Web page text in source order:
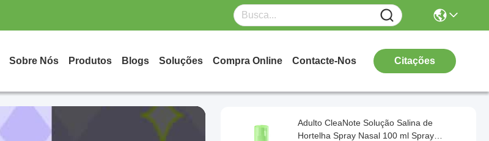
Sobre Nós Produtos Blogs Soluções Compra Online Contacte-Nos Citações
Adulto CleaNote Solução Salina de
Hortelha Spray Nasal 100 ml Spray